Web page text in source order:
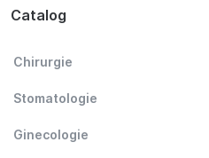
Catalog
Chirurgie
Stomatologie
Ginecologie